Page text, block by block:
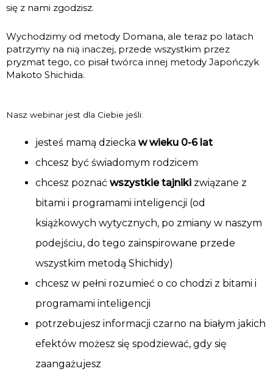
się z nami zgodzisz.
Wychodzimy od metody Domana, ale teraz po latach
patrzymy na nią inaczej, przede wszystkim przez
pryzmat tego, co pisał twórca innej metody Japończyk
Makoto Shichida.
Nasz webinar jest dla Ciebie jeśli:
jesteś mamą dziecka w wieku 0-6 lat
chcesz być świadomym rodzicem
chcesz poznać wszystkie tajniki związane z
bitami i programami inteligencji (od
książkowych wytycznych, po zmiany w naszym
podejściu, do tego zainspirowane przede
wszystkim metodą Shichidy)
chcesz w pełni rozumieć o co chodzi z bitami i
programami inteligencji
potrzebujesz informacji czarno na białym jakich
efektów możesz się spodziewać, gdy się
zaangażujesz